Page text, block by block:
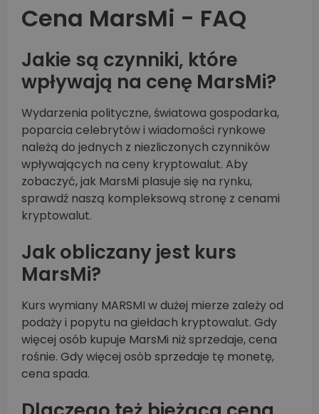
Cena MarsMi - FAQ
Jakie są czynniki, które
wpływają na cenę MarsMi?
Wydarzenia polityczne, światowa gospodarka,
poparcia celebrytów i wiadomości rynkowe
należą do jednych z niezliczonych czynników
wpływających na ceny kryptowalut. Aby
zobaczyć, jak MarsMi plasuje się na rynku,
sprawdź naszą kompleksową stronę z cenami
kryptowalut.
Jak obliczany jest kurs
MarsMi?
Kurs wymiany MARSMI w dużej mierze zależy od
podaży i popytu na giełdach kryptowalut. Gdy
więcej osób kupuje MarsMi niż sprzedaje, cena
rośnie. Gdy więcej osób sprzedaje tę monetę,
cena spada.